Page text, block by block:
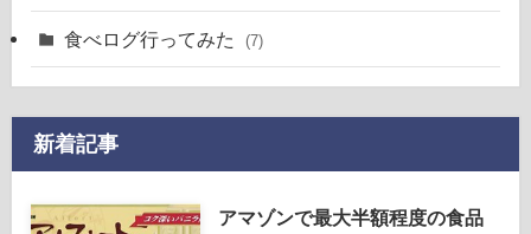
食べログ行ってみた (7)
新着記事
アマゾンで最大半額程度の食品